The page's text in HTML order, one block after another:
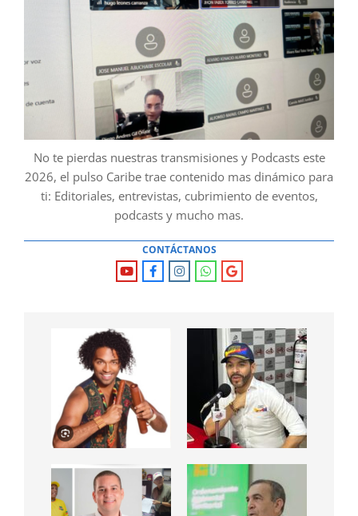
No te pierdas nuestras transmisiones y Podcasts este
2026, el pulso Caribe trae contenido mas dinámico para
ti: Editoriales, entrevistas, cubrimiento de eventos,
podcasts y mucho mas.
CONTÁCTANOS